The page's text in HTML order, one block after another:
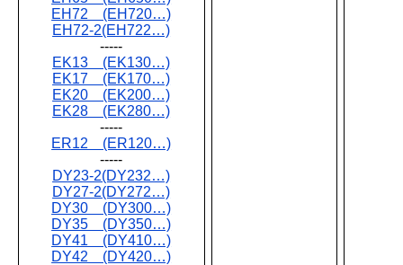
EH72 (EH720…)
EH72-2(EH722…)
-----
EK13 (EK130…)
EK17 (EK170…)
EK20 (EK200…)
EK28 (EK280…)
-----
ER12 (ER120…)
-----
DY23-2(DY232…)
DY27-2(DY272…)
DY30 (DY300…)
DY35 (DY350…)
DY41 (DY410…)
DY42 (DY420…)